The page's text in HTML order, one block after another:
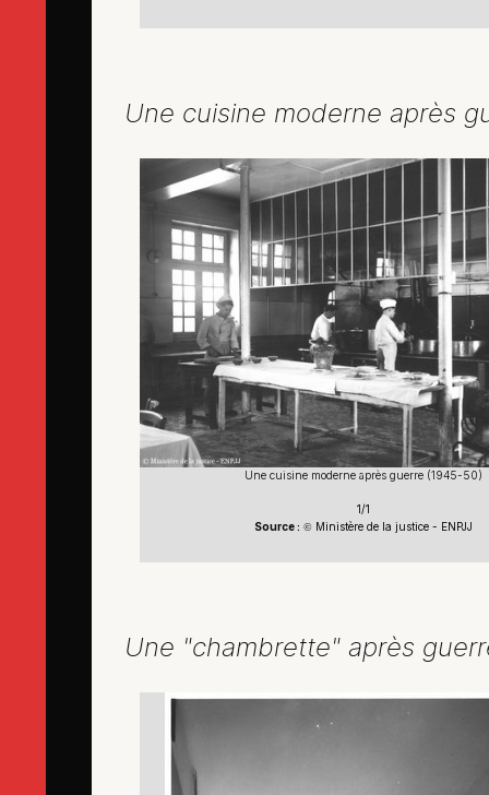
Une cuisine moderne après
Une cuisine moderne après guerre (1945-50)
1/1
Source : © Ministère de la justice - ENPJJ
Une "chambrette" après